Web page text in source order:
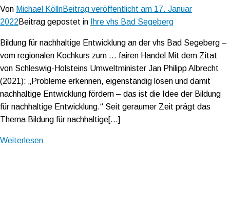
Von Michael KöllnBeitrag veröffentlicht am 17. Januar
2022Beitrag gepostet in Ihre vhs Bad Segeberg
Bildung für nachhaltige Entwicklung an der vhs Bad Segeberg –
vom regionalen Kochkurs zum … fairen Handel Mit dem Zitat
von Schleswig-Holsteins Umweltminister Jan Philipp Albrecht
(2021): „Probleme erkennen, eigenständig lösen und damit
nachhaltige Entwicklung fördern – das ist die Idee der Bildung
für nachhaltige Entwicklung.“ Seit geraumer Zeit prägt das
Thema Bildung für nachhaltige[…]
Weiterlesen